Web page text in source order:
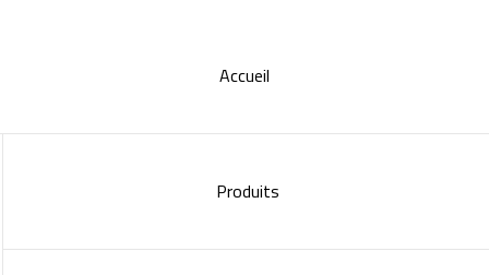
Accueil
Produits